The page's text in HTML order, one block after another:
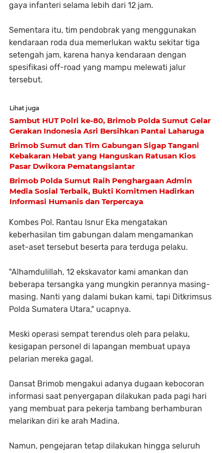
gaya infanteri selama lebih dari 12 jam.
Sementara itu, tim pendobrak yang menggunakan
kendaraan roda dua memerlukan waktu sekitar tiga
setengah jam, karena hanya kendaraan dengan
spesifikasi off-road yang mampu melewati jalur
tersebut.
Lihat juga
Sambut HUT Polri ke-80, Brimob Polda Sumut Gelar
Gerakan Indonesia Asri Bersihkan Pantai Laharuga
Brimob Sumut dan Tim Gabungan Sigap Tangani
Kebakaran Hebat yang Hanguskan Ratusan Kios
Pasar Dwikora Pematangsiantar
Brimob Polda Sumut Raih Penghargaan Admin
Media Sosial Terbaik, Bukti Komitmen Hadirkan
Informasi Humanis dan Terpercaya
Kombes Pol. Rantau Isnur Eka mengatakan
keberhasilan tim gabungan dalam mengamankan
aset-aset tersebut beserta para terduga pelaku.
"Alhamdulillah, 12 ekskavator kami amankan dan
beberapa tersangka yang mungkin perannya masing-
masing. Nanti yang dalami bukan kami, tapi Ditkrimsus
Polda Sumatera Utara," ucapnya.
Meski operasi sempat terendus oleh para pelaku,
kesigapan personel di lapangan membuat upaya
pelarian mereka gagal.
Dansat Brimob mengakui adanya dugaan kebocoran
informasi saat penyergapan dilakukan pada pagi hari
yang membuat para pekerja tambang berhamburan
melarikan diri ke arah Madina.
Namun, pengejaran tetap dilakukan hingga seluruh